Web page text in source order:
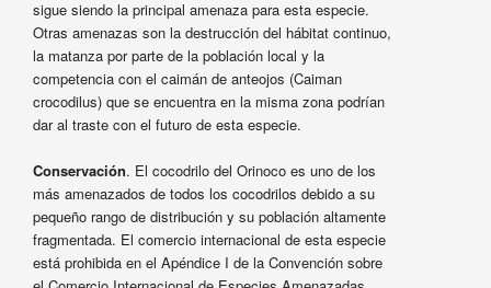
sigue siendo la principal amenaza para esta especie.
Otras amenazas son la destrucción del hábitat continuo,
la matanza por parte de la población local y la
competencia con el caimán de anteojos (Caiman
crocodilus) que se encuentra en la misma zona podrían
dar al traste con el futuro de esta especie.
Conservación. El cocodrilo del Orinoco es uno de los
más amenazados de todos los cocodrilos debido a su
pequeño rango de distribución y su población altamente
fragmentada. El comercio internacional de esta especie
está prohibida en el Apéndice I de la Convención sobre